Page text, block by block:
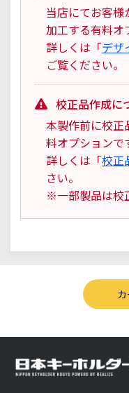
当店にてお客様
加工する有料オ
詳しくは「デザ
ご覧ください。
校正品作成に
本製作前に校正
料オプションで
詳しくは「校正
さい。
※一部製品は校